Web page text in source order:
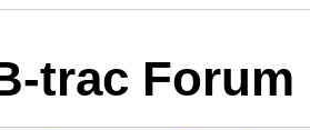
trac Forum